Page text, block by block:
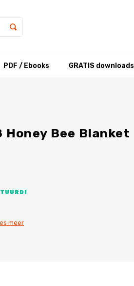
PDF / Ebooks GRATIS downloads
Honey Bee Blanket
meer